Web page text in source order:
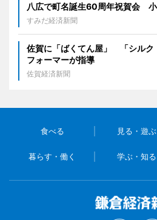
八広で町名誕生60周年祝賀会
すみだ経済新聞
佐賀に「ばくてん屋」 「シルク
フォーマーが指導
佐賀経済新聞
食べる 見る・遊ぶ
暮らす・働く 学ぶ・知る